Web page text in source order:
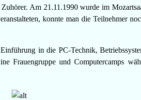
Am 21.11.1990 wurde im
konnte man die Teilnehmer
in die PC-Technik,
Frauengruppe und Computercamps